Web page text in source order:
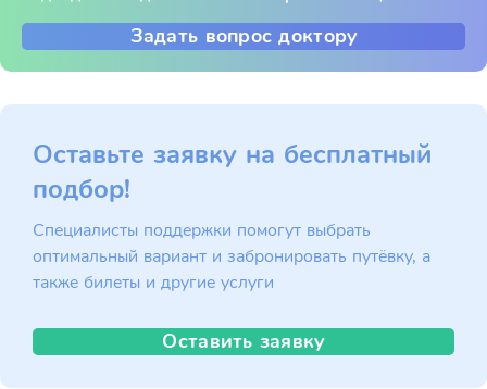
Задать вопрос доктору
Оставьте заявку на бесплатный
подбор!
Специалисты поддержки помогут выбрать
оптимальный вариант и забронировать путёвку, а
также билеты и другие услуги
Оставить заявку